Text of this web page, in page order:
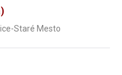
Staré Mesto